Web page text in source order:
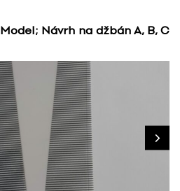
Model; Návrh na džbán A, B, C